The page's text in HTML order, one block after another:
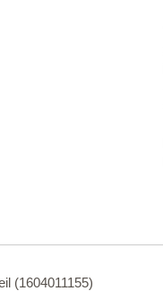
(1604011155)